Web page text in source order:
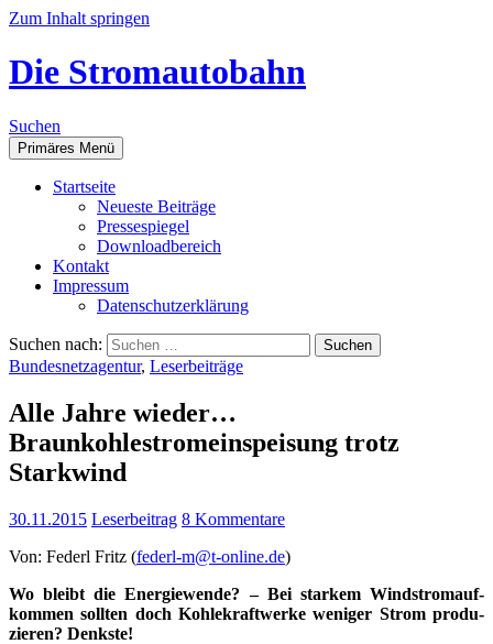
Zum Inhalt springen
Die Stromautobahn
Suchen
Primäres Menü
Start­sei­te
Neu­es­te Beiträge
Pres­se­spie­gel
Down­load­be­reich
Kon­takt
Impres­sum
Daten­schutz­er­klä­rung
Suchen nach:
Bundesnetzagentur, Leserbeiträge
Alle Jah­re wieder…
Braunkohlestromeinspeisung trotz
Starkwind
30.11.2015 Leserbeitrag 8 Kommentare
Von: Federl Fritz (federl‑m@t‑online.de)
Wo bleibt die Ener­gie­wen­de? – Bei star­kem Wind­strom­auf­
kom­men soll­ten doch Koh­le­kraft­wer­ke weni­ger Strom pro­du­
zie­ren? Denkste!